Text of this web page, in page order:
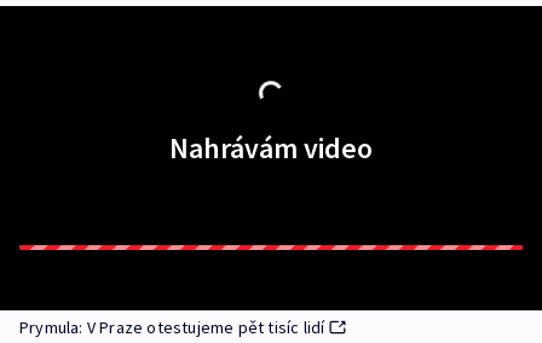
Nahrávám video
Prymula: V Praze otestujeme pět tisíc lidí